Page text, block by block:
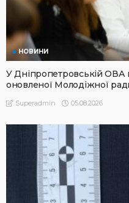
НОВИНИ
У Дніпропетровській ОВА
оновленої Молодіжної
Superadmin 05.08.2026